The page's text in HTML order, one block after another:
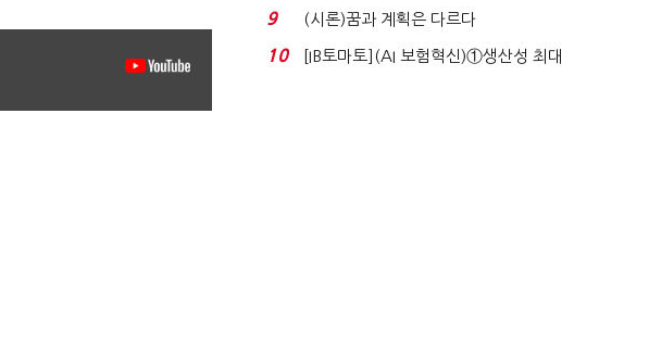
누적 피해자 4만2...
9 (시론)꿈과 계획은 다르다
10
[IB토마토](AI 보험혁신)①생산성 최대